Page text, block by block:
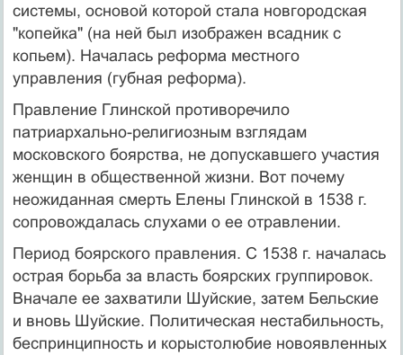
системы, основой которой стала новгородская
"копейка" (на ней был изображен всадник с
копьем). Началась реформа местного
управления (губная реформа).
Правление Глинской противоречило
патриархально-религиозным взглядам
московского боярства, не допускавшего участия
женщин в общественной жизни. Вот почему
неожиданная смерть Елены Глинской в 1538 г.
сопровождалась слухами о ее отравлении.
Период боярского правления. С 1538 г. началась
острая борьба за власть боярских группировок.
Вначале ее захватили Шуйские, затем Бельские
и вновь Шуйские. Политическая нестабильность,
беспринципность и корыстолюбие новоявленных